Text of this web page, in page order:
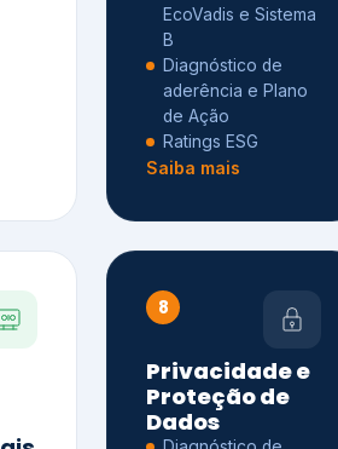
EcoVadis e Sistema
B
Diagnóstico de
aderência e Plano
de Ação
Ratings ESG
Saiba mais
8
Privacidade e
Proteção de
Dados